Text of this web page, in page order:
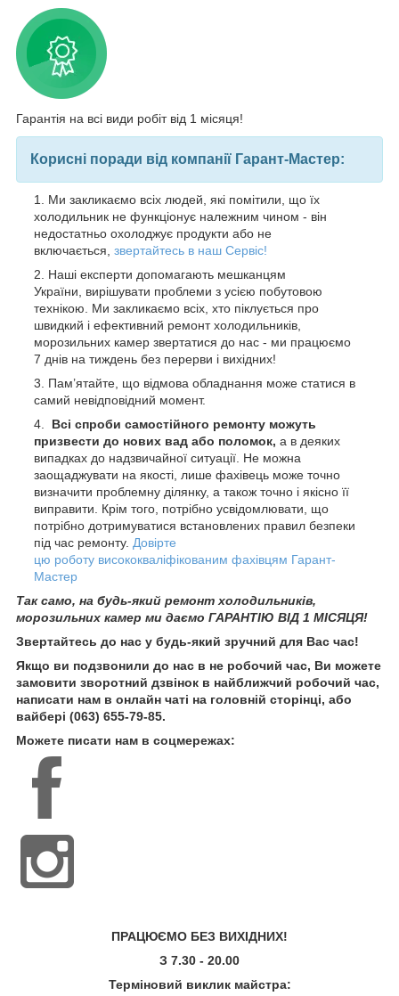
Гарантія на всі види робіт від 1 місяця!
Корисні поради від компанії Гарант-Мастер:
Ми закликаємо всіх людей, які помітили, що їх
холодильник не функціонує належним чином - він
недостатньо охолоджує продукти або не
включається, звертайтесь в наш Сервіс!
Наші експерти допомагають мешканцям
України, вирішувати проблеми з усією побутовою
технікою. Ми закликаємо всіх, хто піклується про
швидкий і ефективний ремонт холодильників,
морозильних камер звертатися до нас - ми працюємо
7 днів на тиждень без перерви і вихідних!
Пам’ятайте, що відмова обладнання може статися в
самий невідповідний момент.
Всі спроби самостійного ремонту можуть
призвести до нових вад або поломок, а в деяких
випадках до надзвичайної ситуації. Не можна
заощаджувати на якості, лише фахівець може точно
визначити проблемну ділянку, а також точно і якісно її
виправити. Крім того, потрібно усвідомлювати, що
потрібно дотримуватися встановлених правил безпеки
під час ремонту. Довірте
цю роботу висококваліфікованим фахівцям Гарант-
Мастер
Так само, на будь-який ремонт холодильників,
морозильних камер ми даємо ГАРАНТІЮ ВІД 1 МІСЯЦЯ!
Звертайтесь до нас у будь-який зручний для Вас час!
Якщо ви подзвонили до нас в не робочий час, Ви можете
замовити зворотний дзвінок в найближчий робочий час,
написати нам в онлайн чаті на головній сторінці, або
вайбері (063) 655-79-85.
Можете писати нам в соцмережах:
ПРАЦЮЄМО БЕЗ ВИХІДНИХ!
З 7.30 - 20.00
Терміновий виклик майстра: